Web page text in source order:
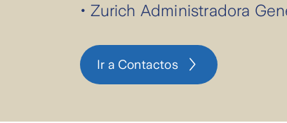
• Zurich Administradora
Ir a Contactos